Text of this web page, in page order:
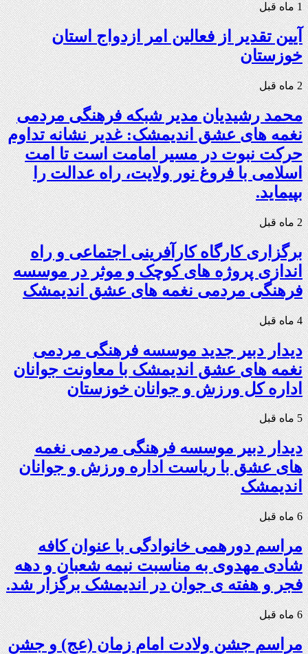
1 ماه قبل
آیین تقدیر از فعالین امر ازدواج استان
خوزستان
2 ماه قبل
محمد رشیدیان مدیر شبکه فرهنگی مردمی
نغمه های عشق اندیمشک: غدیر نشانه تداوم
حرکت نبوت در مسیر امامت است تا امت
اسلامی با فروغ نور ولایت، راه عدالت را
بپیماید.
2 ماه قبل
برگزاری کارگاه کارآفرینی اجتماعی و راه
اندازی پروژه های کوچک و موثر در موسسه
فرهنگی مردمی نغمه های عشق اندیمشک
4 ماه قبل
دیدار دبیر جدید موسسه فرهنگی مردمی
نغمه های عشق اندیمشک با معاونت جوانان
اداره کل ورزش و جوانان خوزستان
5 ماه قبل
دیدار دبیر موسسه فرهنگی مردمی نغمه
های عشق با ریاست اداره ورزش و جوانان
اندیمشک
6 ماه قبل
مراسم دورهمی خانوادگی با عنوان کافه
شادی مهدوی به مناسبت نیمه شعبان و دهه
فجر و هفته ی جوان در اندیمشک برگزار شد.
6 ماه قبل
مراسم جشن ولادت امام زمان (عج) و جشن